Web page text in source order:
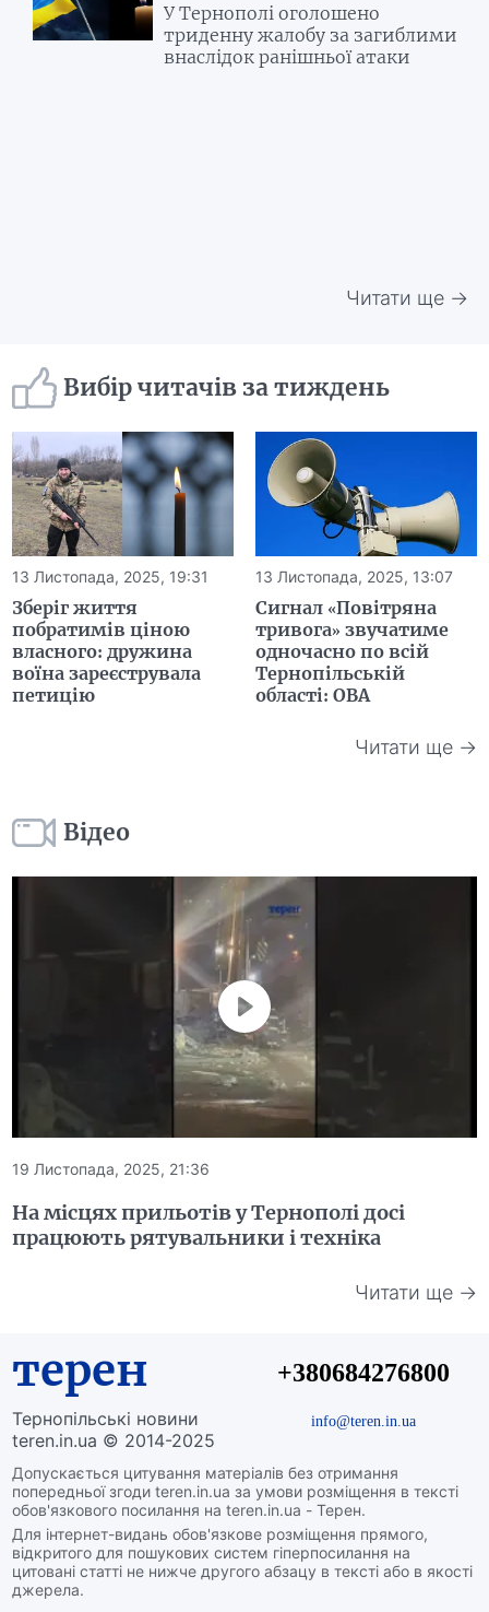
У Тернополі оголошено
триденну жалобу за загиблими
внаслідок ранішньої атаки
Читати ще →
Вибір читачів за тиждень
13 Листопада, 2025, 19:31
Зберіг життя
побратимів ціною
власного: дружина
воїна зареєструвала
петицію
13 Листопада, 2025, 13:07
Сигнал «Повітряна
тривога» звучатиме
одночасно по всій
Тернопільській
області: ОВА
Читати ще →
Відео
19 Листопада, 2025, 21:36
На місцях прильотів у Тернополі досі
працюють рятувальники і техніка
Читати ще →
терен
Тернопільські новини
teren.in.ua © 2014-2025
Допускається цитування матеріалів без отримання
попередньої згоди teren.in.ua за умови розміщення в тексті
обов'язкового посилання на teren.in.ua - Терен.
Для інтернет-видань обов'язкове розміщення прямого,
відкритого для пошукових систем гіперпосилання на
цитовані статті не нижче другого абзацу в тексті або в якості
джерела.
+380684276800
info@teren.in.ua